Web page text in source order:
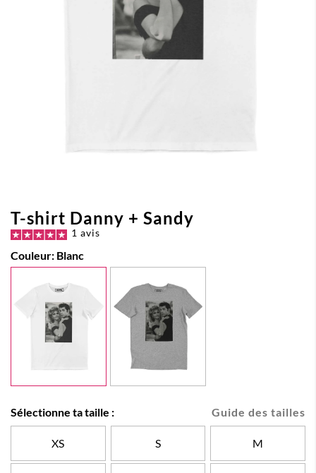
T-shirt Danny + Sandy
1 avis
Couleur: Blanc
Guide des tailles
Sélectionne ta taille :
XS S M